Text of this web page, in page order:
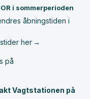
i sommerperioden
åbningstiden i
her
på
Vagtstationen på